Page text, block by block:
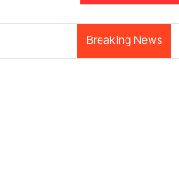
Breaking News